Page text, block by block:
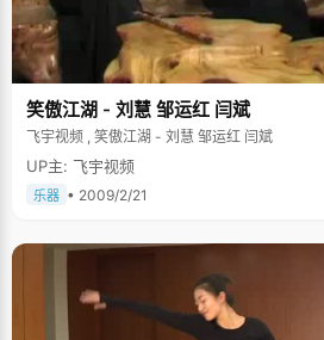
笑傲江湖 - 刘慧 邹运红 闫斌
飞宇视频 , 笑傲江湖 - 刘慧 邹运红 闫斌
UP主: 飞宇视频
乐器 • 2009/2/21